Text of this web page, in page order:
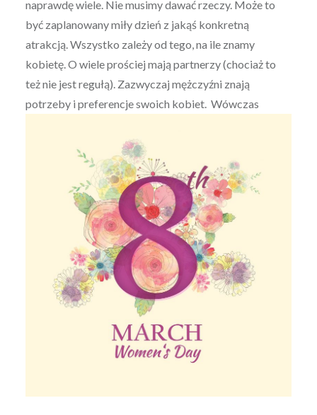
naprawdę wiele. Nie musimy dawać rzeczy. Może to
być zaplanowany miły dzień z jakąś konkretną
atrakcją. Wszystko zależy od tego, na ile znamy
kobietę. O wiele prościej mają partnerzy (chociaż to
też nie jest regułą). Zazwyczaj mężczyźni znają
potrzeby i preferencje swoich kobiet. Wówczas